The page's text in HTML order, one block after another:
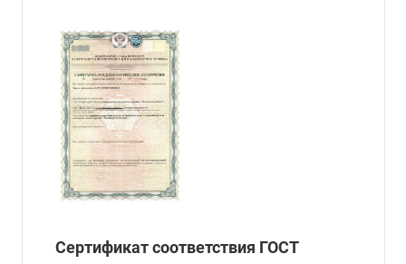
Сертификат соответствия ГОСТ